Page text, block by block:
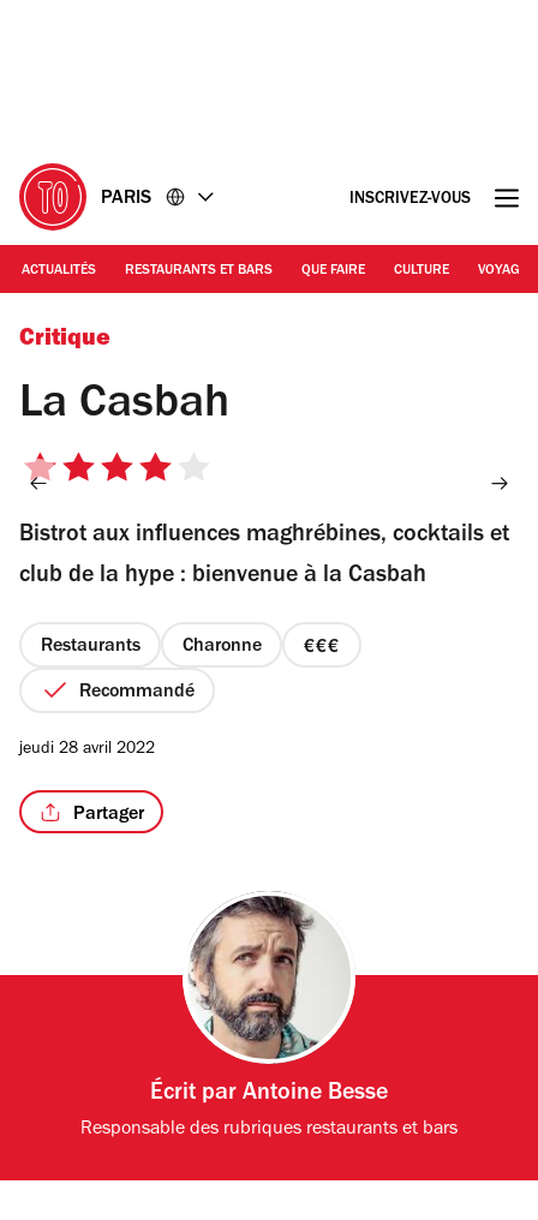
PARIS INSCRIVEZ-VOUS
ACTUALITÉS RESTAURANTS ET BARS QUE FAIRE CULTURE VOYAGE
© Thibaud Larrieu-Gibier
Critique
La Casbah
4
5
étoiles
Bistrot aux influences maghrébines, cocktails et
club de la hype : bienvenue à la Casbah
Restaurants Charonne
prix
Recommandé
jeudi 28 avril 2022
Partager
Écrit par Antoine Besse
Responsable des rubriques restaurants et bars